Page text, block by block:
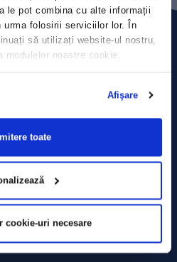
le pot combina cu alte informații
folosirii serviciilor lor. În
să utilizați website-ul nostru,
modulelor noastre cookie.
Afişare
toate
cookie-uri necesare